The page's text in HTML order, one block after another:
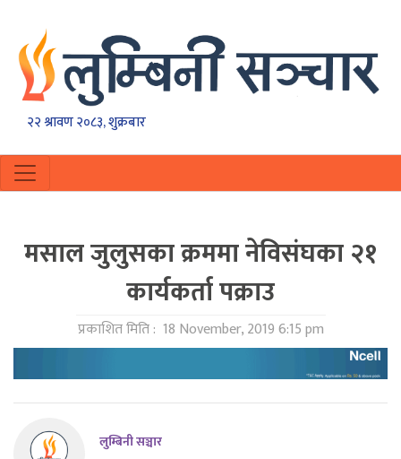
२२ श्रावण २०८३, शुक्रबार
मसाल जुलुसका क्रममा नेविसंघका २१
कार्यकर्ता पक्राउ
प्रकाशित मिति : 18 November, 2019 6:15 pm
लुम्बिनी सञ्चार